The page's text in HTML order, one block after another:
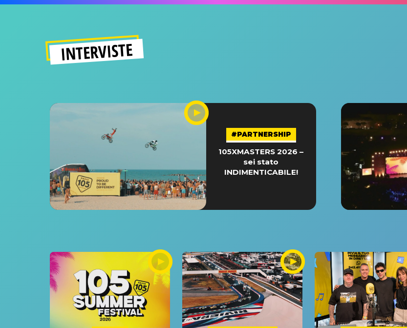
INTERVISTE
#PARTNERSHIP
105XMASTERS 2026 –
sei stato
INDIMENTICABILE!